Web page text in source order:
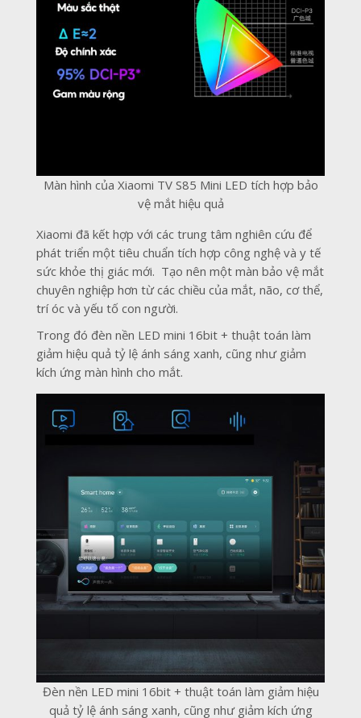
Màn hình của Xiaomi TV S85 Mini LED tích hợp bảo
vệ mắt hiệu quả
Xiaomi đã kết hợp với các trung tâm nghiên cứu để
phát triển một tiêu chuẩn tích hợp công nghệ và y tế
sức khỏe thị giác mới. Tạo nên một màn bảo vệ mắt
chuyên nghiệp hơn từ các chiều của mắt, não, cơ thể,
trí óc và yếu tố con người.
Trong đó đèn nền LED mini 16bit + thuật toán làm
giảm hiệu quả tỷ lệ ánh sáng xanh, cũng như giảm
kích ứng màn hình cho mắt.
Đèn nền LED mini 16bit + thuật toán làm giảm hiệu
quả tỷ lệ ánh sáng xanh, cũng như giảm kích ứng